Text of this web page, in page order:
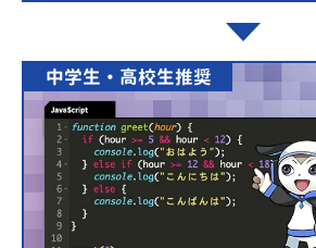
中学生・高校生推奨